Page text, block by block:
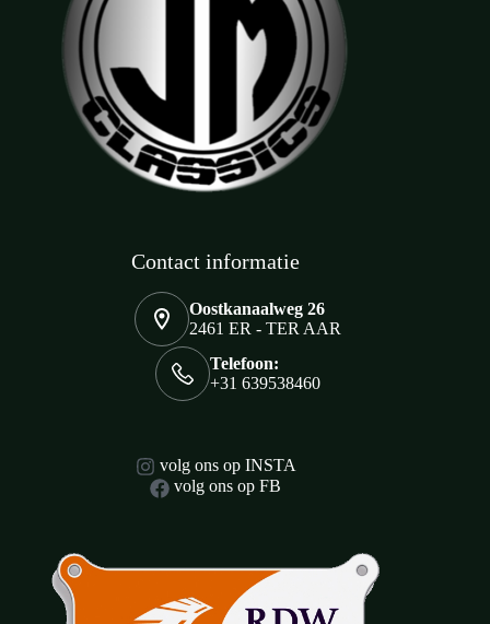
Contact informatie
Oostkanaalweg 26
2461 ER - TER AAR
Telefoon:
+31 639538460
volg ons op INSTA
volg ons op FB